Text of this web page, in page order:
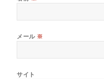
メール ※
サイト